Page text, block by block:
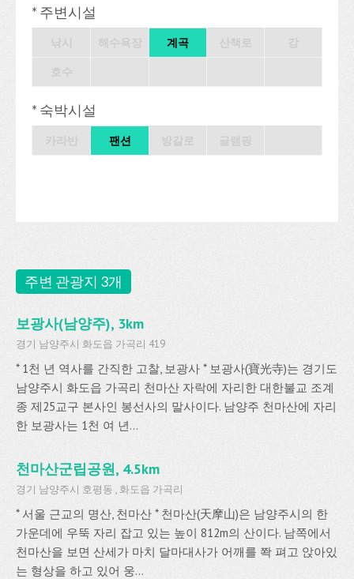
* 주변시설
계곡
* 숙박시설
팬션
주변 관광지 3개
보광사(남양주), 3km
경기 남양주시 화도읍 가곡리 419
* 1천 년 역사를 간직한 고찰, 보광사 * 보광사(寶光寺)는 경기도
남양주시 화도읍 가곡리 천마산 자락에 자리한 대한불교 조계
종 제25교구 본사인 봉선사의 말사이다. 남양주 천마산에 자리
한 보광사는 1천 여 년...
천마산군립공원, 4.5km
경기 남양주시 호평동 , 화도읍 가곡리
* 서울 근교의 명산, 천마산 * 천마산(天摩山)은 남양주시의 한
가운데에 우뚝 자리 잡고 있는 높이 812m의 산이다. 남쪽에서
천마산을 보면 산세가 마치 달마대사가 어깨를 쫙 펴고 앉아있
는 형상을 하고 있어 웅...